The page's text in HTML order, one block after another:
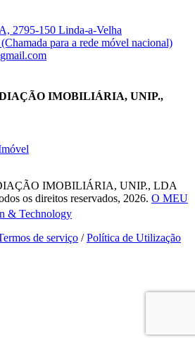
2795-150 Linda-a-Velha
para a rede móvel nacional)
IMOBILIÁRIA, UNIP.,
IMOBILIÁRIA, UNIP., LDA
os direitos reservados, 2026. O MEU
& Technology
de serviço /Política de Utilização